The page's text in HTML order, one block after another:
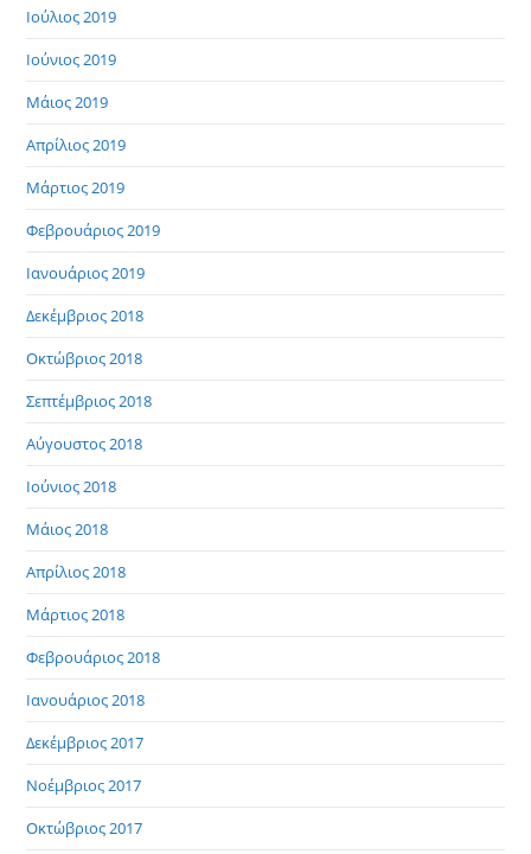
Ιούλιος 2019
Ιούνιος 2019
Μάιος 2019
Απρίλιος 2019
Μάρτιος 2019
Φεβρουάριος 2019
Ιανουάριος 2019
Δεκέμβριος 2018
Οκτώβριος 2018
Σεπτέμβριος 2018
Αύγουστος 2018
Ιούνιος 2018
Μάιος 2018
Απρίλιος 2018
Μάρτιος 2018
Φεβρουάριος 2018
Ιανουάριος 2018
Δεκέμβριος 2017
Νοέμβριος 2017
Οκτώβριος 2017